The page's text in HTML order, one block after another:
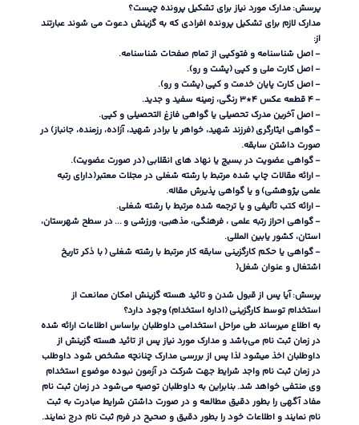
پرسش:مدارک مورد نیاز برای تشکیل پرونده چیست؟
مدارک لازم برای تشکیل پرونده افرادی که به گزینش دعوت می شوند عبارتند
از:
-اصل شناسنامه و فتوکپی از تمام صفحات شناسنامه.
-اصل کارت ملی و کپی(پشت و رو).
-اصل کارت پایان خدمت و کپی(پشت و رو).
-۴ قطعه عکس ۴ *۳ رنگی، زمینه سفید و جدید
.
-اصل آخرین مدرک تحصیلی یا گواهی فازغ التحصیلی و کپی.
-گواهی ایثارگری(فرزند شهید، خواهر یا برادر شهید، آزاده، رزمنده، جانباز)در
صورت داشتن سابقه.
-گواهی عضویت در بسیج یا نهاد های انقلابی(در صورت عضویت).
-ارائه مقالات چاپ شده مرتبط با رشته شغلی در مجلات معتبر(دارای رتبه
علمی پژوهشی)و یا گواهی پذیرش مقاله.
-ارائه کتب تألیفی و یا ترجمه شده مرتبط با رشته شغلی.
-گواهی احراز رتبه علمی ، فرهنگی، مذهبی، ورزشی و...در سطح شهرستان،
استان، کشور یابین المللی.
-گواهی یا حکم کارگزینی سابقه کار مرتبط با رشته شغلی(با ذکر تاریخ
اشتغال و عنوان شغل(
پرسش:آیا پس از قبول شدن و تائید هسته گزینش امکان ممانعت از
استخدام توسط کارگزینی(اداره استخدام)وجود دارد؟
به اطلاع میرساند طی مراحل استخدامی داوطلبان براساس اطلاعات ارائه شده
در زمان ثبت نام می‌باشد و مدارک مورد نیاز پس از تائید هسته گزینش از
داوطلبان اخذ میشود لذا پس از بررسی مدارک چنانچه مشخص شود داوطلب
در زمان ثبت نام واجد شرایط جهت شرکت در آزمون نبوده موضوع استخدام
وی منتفی خواهد شد.بنابراین به داوطلبان توصیه می‌شود در زمان ثبت نام
مفاد آگهی را بطور دقیق مطالعه و در صورت داشتن شرایط مبادرت به ثبت
نام نمایند و اطلاعات خود را بطور دقیق و صحیح در فرم ثبت نام درج نمایند.